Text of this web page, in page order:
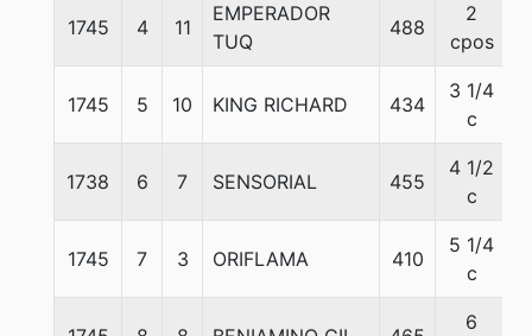
1745 4 11
EMPERADOR
TUQ
488
2
cpos
1745 5 10 KING RICHARD 434
3 1/4
c
1738 6 7 SENSORIAL 455
4 1/2
c
1745 7 3 ORIFLAMA 410
5 1/4
c
6